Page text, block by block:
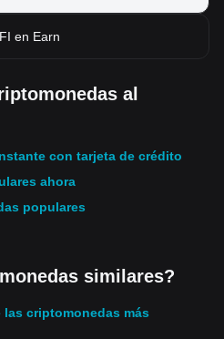
en Earn
al
con tarjeta de crédito
ahora
populares
similares?
criptomonedas más